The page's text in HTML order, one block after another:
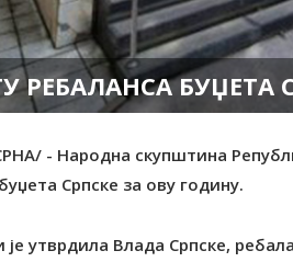
РЕБАЛАНСА БУЏЕТА
- Народна скупштина
Српске за ову годину.
је утврдила Влада Српске,